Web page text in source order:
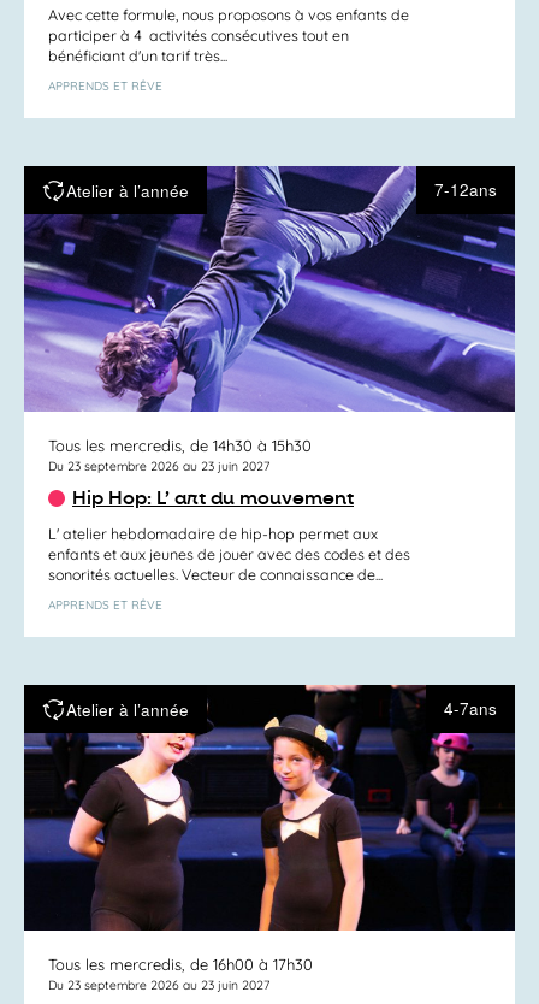
Avec cette formule, nous proposons à vos enfants de
participer à 4 activités consécutives tout en
bénéficiant d'un tarif très...
APPRENDS ET RÊVE
Atelier à l’année 7-12ans
Tous les mercredis, de 14h30 à 15h30
Du 23 septembre 2026 au 23 juin 2027
Hip Hop: L’ art du mouvement
L' atelier hebdomadaire de hip-hop permet aux
enfants et aux jeunes de jouer avec des codes et des
sonorités actuelles. Vecteur de connaissance de...
APPRENDS ET RÊVE
Atelier à l’année 4-7ans
Tous les mercredis, de 16h00 à 17h30
Du 23 septembre 2026 au 23 juin 2027